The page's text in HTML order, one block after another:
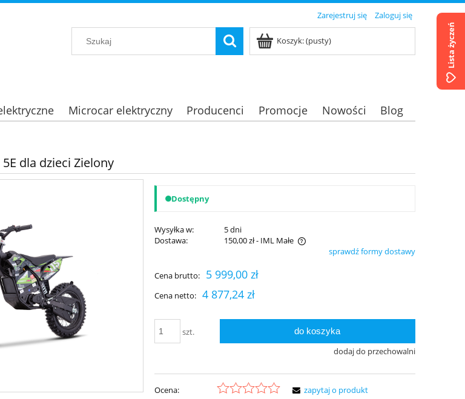
Zarejestruj się Zaloguj się
Koszyk:(pusty)
Microcar elektryczny Producenci Promocje Nowości Blog
dla dzieci Zielony
Dostępny
Wysyłka w:
5 dni
Dostawa:
150,00 zł- IML Małe
płatności
sprawdź formy dostawy
Cena brutto: 5 999,00 zł
Cena netto: 4 877,24 zł
szt. do koszyka
dodaj do przechowalni
Ocena:
zapytaj o produkt
Lista życzeń